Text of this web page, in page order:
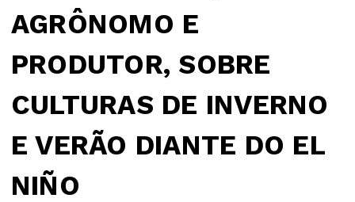
AGRÔNOMO E
PRODUTOR, SOBRE
CULTURAS DE INVERNO
E VERÃO DIANTE DO EL
NIÑO